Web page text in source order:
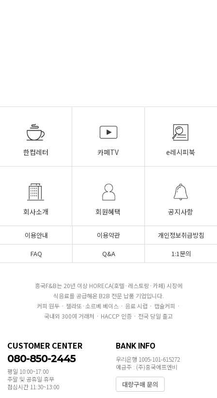
한컵레터 카페TV e레시피북
회사소개 회원혜택 공지사항
이용안내 이용약관
개인정보취급방침
FAQ
Q&A 1:1문의
흥국F&B는 20년 이상 HORECA(호텔·레스토랑·카페) 시장에
식음료를 공급해온 B2B 전문 납품 기업입니다.
커피 원두 · 젤라또·소르베 베이스 · 음료 시럽 · 캡슐커피 ·
국내외 300여 거래처 · HACCP 인증 · 전국 당일 출고
CUSTOMER CENTER
080-850-2445
평일 10:00~17:00
주말 및 공휴일 휴무
점심시간 11:30~13:00
BANK INFO
우리은행 1005-101-615272
예금주 : (주)흥국에프엔비
대량구매 문의